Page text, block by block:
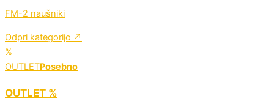
FM-2 naušniki
Odpri kategorijo ↗
%
OUTLETPosebno
OUTLET %